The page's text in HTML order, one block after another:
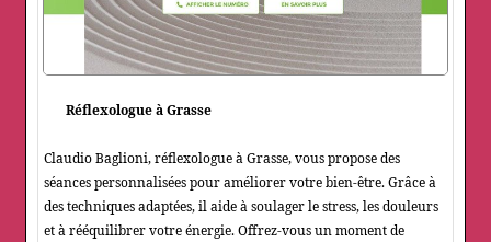
Réflexologue à Grasse
Claudio Baglioni, réflexologue à Grasse, vous propose des
séances personnalisées pour améliorer votre bien-être. Grâce à
des techniques adaptées, il aide à soulager le stress, les douleurs
et à rééquilibrer votre énergie. Offrez-vous un moment de